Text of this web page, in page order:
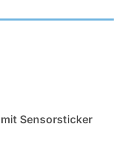
Sensorsticker